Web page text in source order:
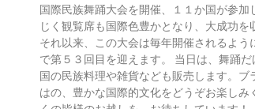
国際民族舞踊大会を開催、１１か国が参加
じく観覧席も国際色豊かとなり、大成功を
それ以来、この大会は毎年開催されるよう
で第５３回目を迎えます。 当日は、舞踊だ
国の民族料理や雑貨なども販売します。ブ
はの、豊かな国際的文化をどうぞお楽しみ